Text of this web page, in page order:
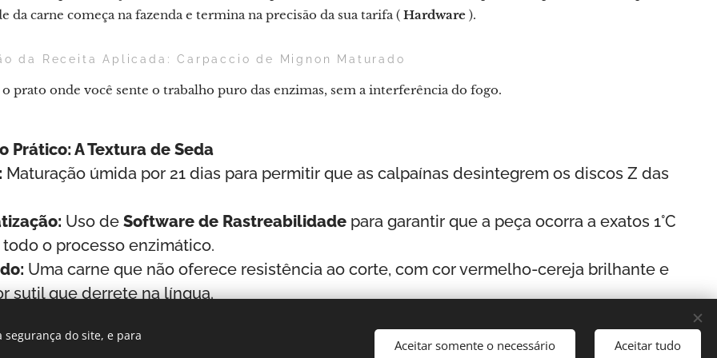
da carne começa na fazenda e termina na precisão da sua tarifa ( Hardware ).
da Receita Aplicada: Carpaccio de Mignon Maturado
prato onde você sente o trabalho puro das enzimas, sem a interferência do fogo.
Prático: A Textura de Seda
Maturação úmida por 21 dias para permitir que as calpaínas desintegrem os discos Z das
Uso de Software de Rastreabilidade para garantir que a peça ocorra a exatos 1°C
o processo enzimático.
Uma carne que não oferece resistência ao corte, com cor vermelho-cereja brilhante e
sutil que derrete na língua.
do site, e para
Aceitar somente o necessário Aceitar tudo